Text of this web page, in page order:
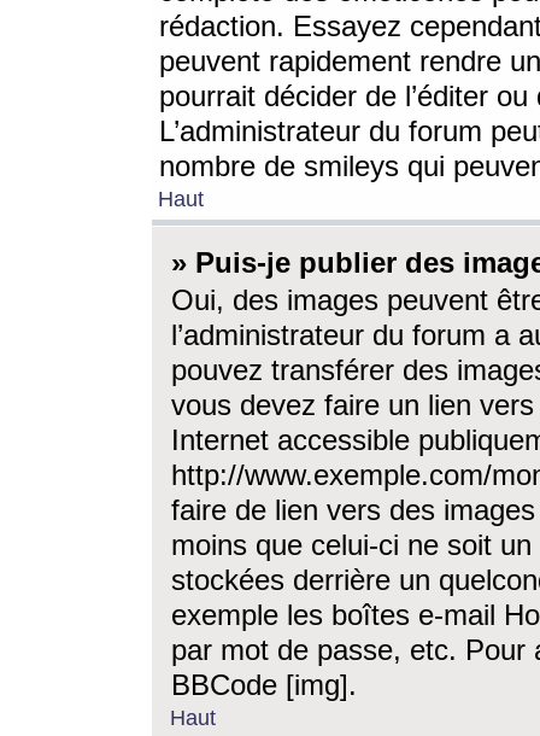
rédaction. Essayez
peuvent rapidement rendre
pourrait décider de l’éditer
L’administrateur du forum
nombre de smileys qui
Haut
» Puis-je publier des
Oui, des images peuvent
l’administrateur du forum a
pouvez transférer des
vous devez faire un lien
Internet accessible
http://www.exemple.com/
faire de lien vers des
moins que celui-ci ne soit
stockées derrière un
exemple les boîtes e-mail
par mot de passe, etc. Pour
BBCode [img].
Haut